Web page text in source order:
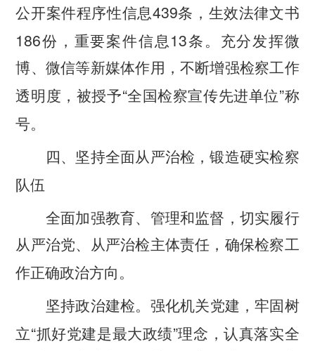
公开案件程序性信息439条，生效法律文书
186份，重要案件信息13条。充分发挥微
博、微信等新媒体作用，不断增强检察工作
透明度，被授予“全国检察宣传先进单位”称
号。
四、坚持全面从严治检，锻造硬实检察
队伍
全面加强教育、管理和监督，切实履行
从严治党、从严治检主体责任，确保检察工
作正确政治方向。
坚持政治建检。 强化机关党建，牢固树
立“抓好党建是最大政绩”理念，认真落实全